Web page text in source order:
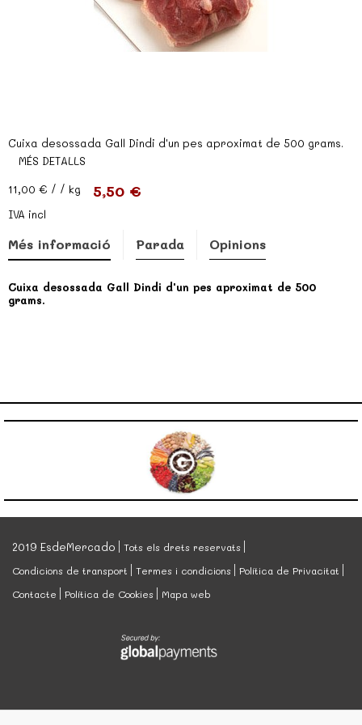
Cuixa desossada Gall Dindi d'un pes aproximat de 500 grams.
MÉS DETALLS
11,00 € / / kg 5,50 €
IVA incl
Més informació Parada Opinions
Cuixa desossada Gall Dindi d'un pes aproximat de 500
grams.
2019 EsdeMercado
Tots els drets reservats
Condicions de transport
Termes i condicions
Política de Privacitat
Contacte
Política de Cookies Mapa web